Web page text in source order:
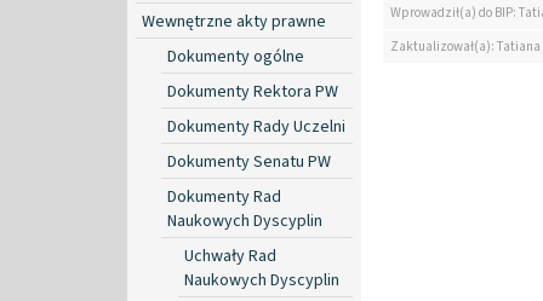
Wewnętrzne akty prawne
Dokumenty ogólne
Dokumenty Rektora PW
Dokumenty Rady Uczelni
Dokumenty Senatu PW
Dokumenty Rad
Naukowych Dyscyplin
Uchwały Rad
Naukowych Dyscyplin
Wprowadził(a) do BIP:
Zaktualizował(a):